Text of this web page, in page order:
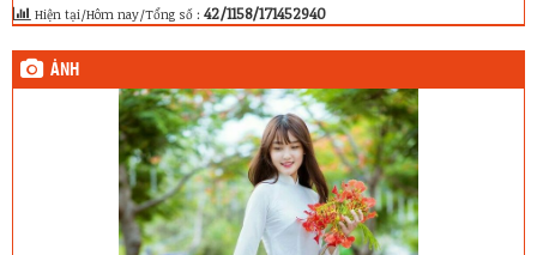
Hiện tại/Hôm nay/Tổng số : 42/1158/171452940
ẢNH